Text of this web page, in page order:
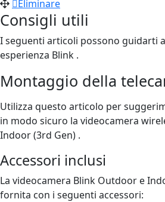
Eliminare
Consigli utili
I seguenti articoli possono guidarti
esperienza Blink .
Montaggio della
Utilizza questo articolo per
in modo sicuro la videocamera
Indoor (3rd Gen) .
Accessori inclusi
La videocamera Blink Outdoor e
fornita con i seguenti accessori: